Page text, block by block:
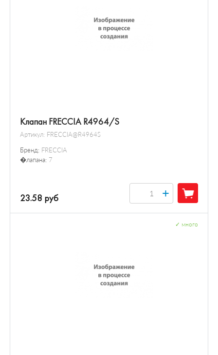
Клапан FRECCIA R4964/S
Артикул: FRECCIA@R4964S
Бренд: FRECCIA
�лапана: 7
23.58 руб +
много